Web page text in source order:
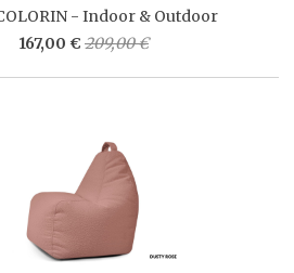
- Indoor & Outdoor
167,00 € 209,00 €